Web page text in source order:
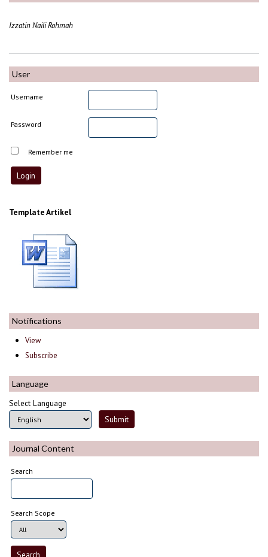
Izzatin Naili Rohmah
User
Username
Password
Remember me
Template Artikel
Notifications
View
Subscribe
Language
Select Language
Journal Content
Search
Search Scope